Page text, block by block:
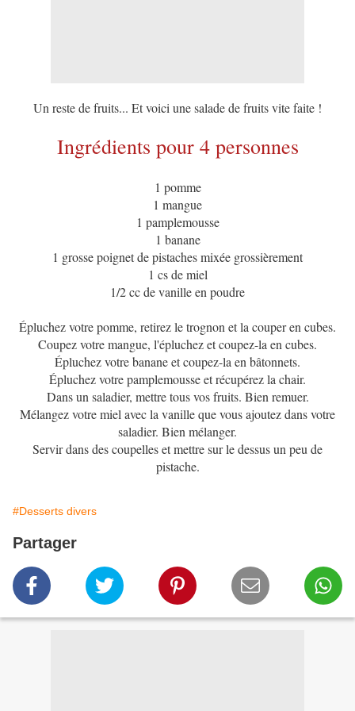
Un reste de fruits... Et voici une salade de fruits vite faite !
Ingrédients pour 4 personnes
1 pomme
1 mangue
1 pamplemousse
1 banane
1 grosse poignet de pistaches mixée grossièrement
1 cs de miel
1/2 cc de vanille en poudre
Épluchez votre pomme, retirez le trognon et la couper en cubes.
Coupez votre mangue, l'épluchez et coupez-la en cubes.
Épluchez votre banane et coupez-la en bâtonnets.
Épluchez votre pamplemousse et récupérez la chair.
Dans un saladier, mettre tous vos fruits. Bien remuer.
Mélangez votre miel avec la vanille que vous ajoutez dans votre
saladier. Bien mélanger.
Servir dans des coupelles et mettre sur le dessus un peu de
pistache.
#Desserts divers
Partager